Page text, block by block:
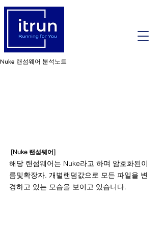
Nuke 랜섬웨어 분석노트
[Nuke 랜섬웨어]
해당 랜섬웨어는 Nuke라고 하며 암호화된이
름및확장자. 개별랜덤값으로 모든 파일을 변
경하고 있는 모습을 보이고 있습니다.